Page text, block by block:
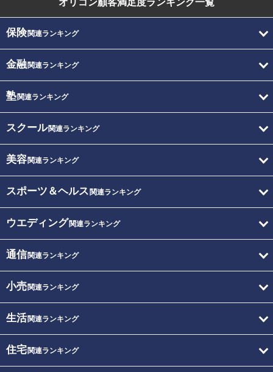
オリコン顧客満足度ランキング一覧
保険関連ランキング
金融関連ランキング
塾関連ランキング
スクール関連ランキング
美容関連ランキング
スポーツ＆ヘルス 関連ランキング
ウエディング関連ランキング
通信関連ランキング
小売関連ランキング
生活関連ランキング
住宅関連ランキング